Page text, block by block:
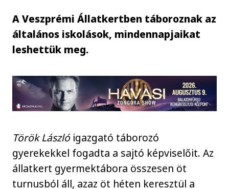
A Veszprémi Állatkertben táboroznak az
általános iskolások, mindennapjaikat
leshettük meg.
Török László igazgató táborozó
gyerekekkel fogadta a sajtó képviselőit. Az
állatkert gyermektábora összesen öt
turnusból áll, azaz öt héten keresztül a